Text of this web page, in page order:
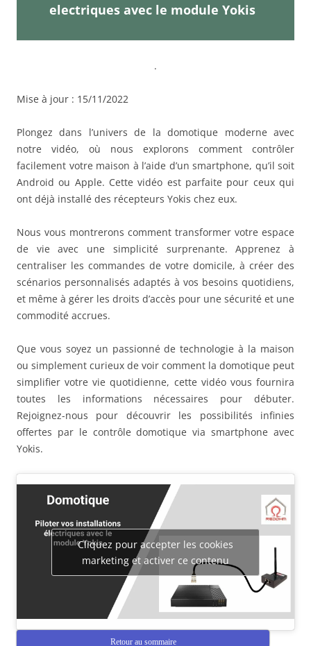
electriques avec le module Yokis
.
Mise à jour : 15/11/2022
Plongez dans l’univers de la domotique moderne avec
notre vidéo, où nous explorons comment contrôler
facilement votre maison à l’aide d’un smartphone, qu’il soit
Android ou Apple. Cette vidéo est parfaite pour ceux qui
ont déjà installé des récepteurs Yokis chez eux.
Nous vous montrerons comment transformer votre espace
de vie avec une simplicité surprenante. Apprenez à
centraliser les commandes de votre domicile, à créer des
scénarios personnalisés adaptés à vos besoins quotidiens,
et même à gérer les droits d’accès pour une sécurité et une
commodité accrues.
Que vous soyez un passionné de technologie à la maison
ou simplement curieux de voir comment la domotique peut
simplifier votre vie quotidienne, cette vidéo vous fournira
toutes les informations nécessaires pour débuter.
Rejoignez-nous pour découvrir les possibilités infinies
offertes par le contrôle domotique via smartphone avec
Yokis.
Cliquez pour accepter les cookies
marketing et activer ce contenu
Retour au sommaire